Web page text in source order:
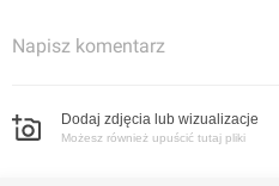
Napisz komentarz
Dodaj zdjęcia lub wizualizacje
Możesz również upuścić tutaj pliki